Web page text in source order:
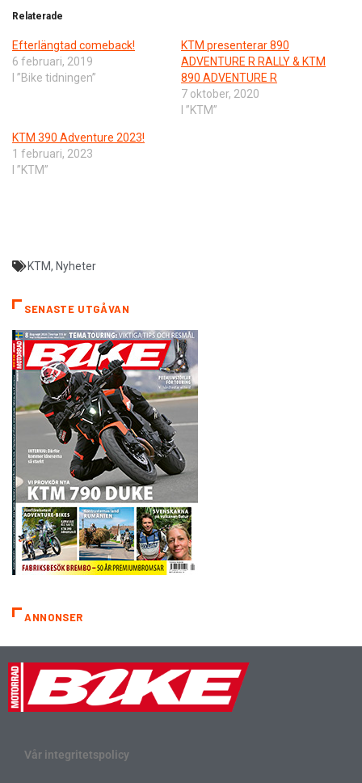
Relaterade
Efterlängtad comeback!
6 februari, 2019
I ”Bike tidningen”
KTM presenterar 890
ADVENTURE R RALLY & KTM
890 ADVENTURE R
7 oktober, 2020
I ”KTM”
KTM 390 Adventure 2023!
1 februari, 2023
I ”KTM”
KTM, Nyheter
SENASTE UTGÅVAN
ANNONSER
Vår integritetspolicy